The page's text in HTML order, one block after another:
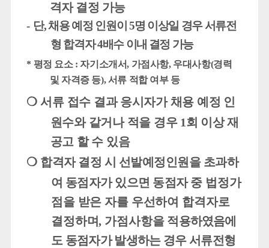
격자 결정 가능
- 단,채용 예정 인원이5명 이상일 경우 서류전
형 합격자4배수 이내 결정 가능
* 평정 요소 :자기소개서, 가점사항, 우대사항(경력
및 자격증 등),서류 적합 여부 등
❍ 서류 접수 결과 응시자가 채용 예정 인
원수와 같거나 적을 경우 1회 이상 재
공고 할 수 있음
❍ 합격자 결정 시 선발예정인원을 초과하
여 동점자가 있으면 동점자중 법정가
점을 받은 자를 우선하여 합격자로
결정하며, 가점사항을 적용하였음에
도 동점자가 발생하는 경우 서류전형